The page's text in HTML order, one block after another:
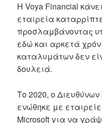
Η Voya Financial
εταιρεία
προσλαμβάνοντας
εδώ και αρκετά
καταλυμάτων δεν
δουλειά.
Το 2020, ο
ενώθηκε με
Microsoft για να